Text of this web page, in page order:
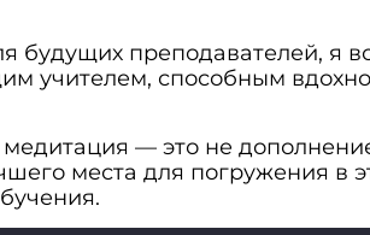
будущих преподавателей, я
учителем, способным
— это не
места для погружения в